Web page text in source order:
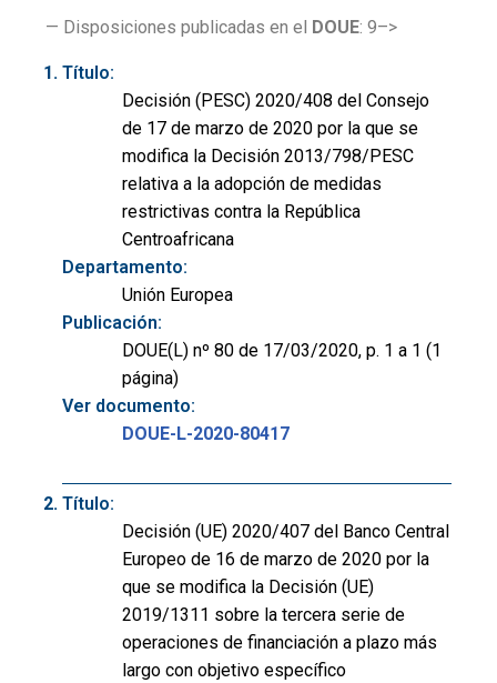
— Disposiciones publicadas en el DOUE: 9–>
Título:
Decisión (PESC) 2020/408 del Consejo
de 17 de marzo de 2020 por la que se
modifica la Decisión 2013/798/PESC
relativa a la adopción de medidas
restrictivas contra la República
Centroafricana
Departamento:
Unión Europea
Publicación:
DOUE(L) nº 80 de 17/03/2020, p. 1 a 1 (1
página)
Ver documento:
DOUE-L-2020-80417
Título:
Decisión (UE) 2020/407 del Banco Central
Europeo de 16 de marzo de 2020 por la
que se modifica la Decisión (UE)
2019/1311 sobre la tercera serie de
operaciones de financiación a plazo más
largo con objetivo específico